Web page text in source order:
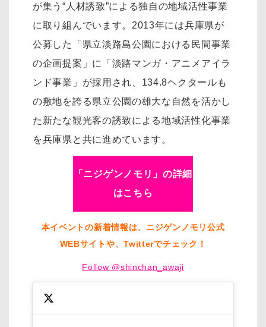
が集う“人材誘致”による独自の地域活性事業
に取り組んでいます。2013年には兵庫県が
公募した「県立淡路島公園における民間事業
の企画提案」に「淡路マンガ・アニメアイラ
ンド事業」が採用され、134.8ヘクタールも
の敷地を誇る県立公園の雄大な自然を活かし
た新たな観光客の誘致による地域活性化事業
を兵庫県と共に進めています。
「ニジゲンノモリ」の詳細
はこちら
本イベントの新着情報は、ニジゲンノモリ公式
WEBサイトや、Twitterでチェック！
Follow @shinchan_awaji